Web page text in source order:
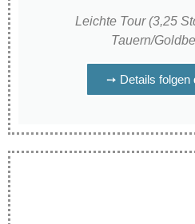
Leichte Tour (3,25
Tauern/
➙ Details folgen